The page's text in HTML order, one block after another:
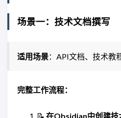
场景一：技术文档撰写
适用场景：API文档、技术教
完整工作流程：
📝 在Obsidian中创建技